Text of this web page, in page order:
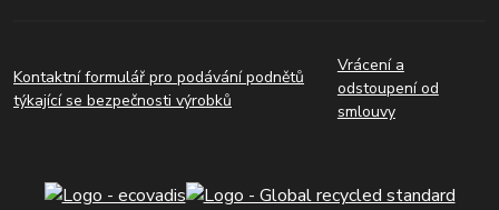
Kontaktní formulář pro podávání podnětů
týkající se bezpečnosti výrobků
Vrácení a
odstoupení od
smlouvy